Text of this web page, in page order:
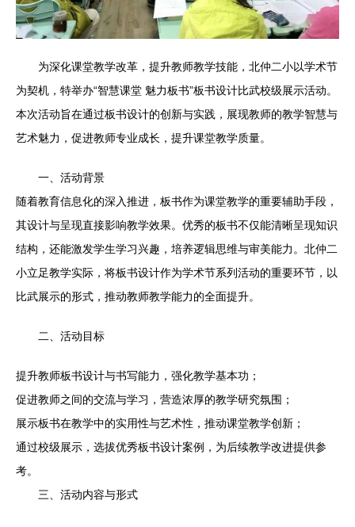
为深化课堂教学改革，提升教师教学技能，北仲二小以学术节
为契机，特举办“智慧课堂 魅力板书”板书设计比武校级展示活动。
本次活动旨在通过板书设计的创新与实践，展现教师的教学智慧与
艺术魅力，促进教师专业成长，提升课堂教学质量。
一、活动背景
随着教育信息化的深入推进，板书作为课堂教学的重要辅助手段，
其设计与呈现直接影响教学效果。优秀的板书不仅能清晰呈现知识
结构，还能激发学生学习兴趣，培养逻辑思维与审美能力。北仲二
小立足教学实际，将板书设计作为学术节系列活动的重要环节，以
比武展示的形式，推动教师教学能力的全面提升。
二、活动目标
提升教师板书设计与书写能力，强化教学基本功；
促进教师之间的交流与学习，营造浓厚的教学研究氛围；
展示板书在教学中的实用性与艺术性，推动课堂教学创新；
通过校级展示，选拔优秀板书设计案例，为后续教学改进提供参
考。
三、活动内容与形式